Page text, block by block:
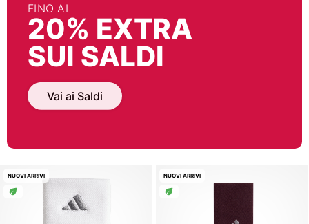
FINO AL
20% EXTRA
SUI SALDI
Vai ai Saldi
NUOVI ARRIVI NUOVI ARRIVI